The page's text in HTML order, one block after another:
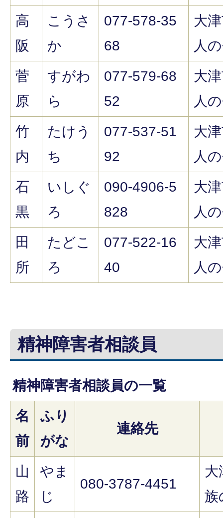
高
阪
こうさ
か
077-578-35
68
大
人
菅
原
すがわ
ら
077-579-68
52
大
人
竹
内
たけう
ち
077-537-51
92
大
人
石
黒
いしぐ
ろ
090-4906-5
828
大
人
田
所
たどこ
ろ
077-522-16
40
大
人
精神障害者相談員
精神障害者相談員の一覧
名
前
ふり
がな
連絡先
山
路
やま
じ
080-3787-4451
大
族